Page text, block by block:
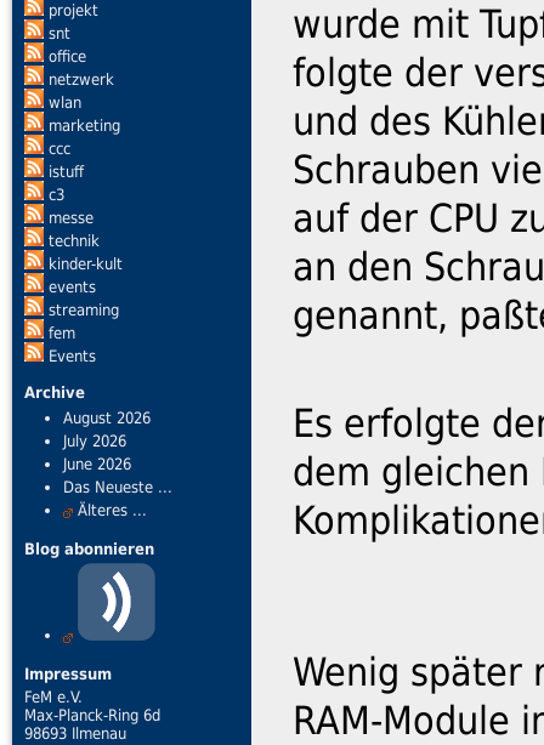
projekt
snt
office
netzwerk
wlan
marketing
ccc
istuff
c3
messe
technik
kinder-kult
events
streaming
fem
Events
Archive
August 2026
July 2026
June 2026
Das Neueste ...
Älteres ...
Blog abonnieren
Impressum
FeM e.V.
Max-Planck-Ring 6d
98693 Ilmenau
wurde mit
folgte der
und des
Schrauben
auf der CPU
an den
genannt,
Es erfolgte
dem gleichen
Wenig später
RAM-Module